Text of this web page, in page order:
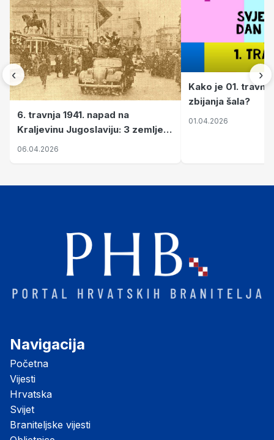
‹
6. travnja 1941. napad na
Kraljevinu Jugoslaviju: 3 zemlje
nastale njenim raspadom
06.04.2026
Kako je 01.
zbijanja šala?
01.04.2026
›
Navigacija
Početna
Vijesti
Hrvatska
Svijet
Braniteljske vijesti